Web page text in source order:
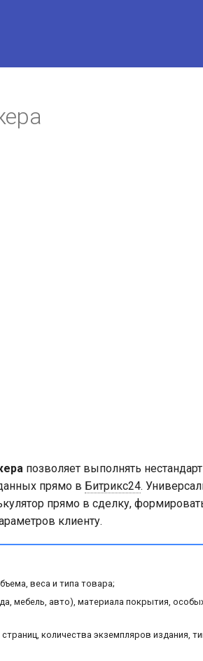
позволяет выполнять
прямо в Битрикс24.
прямо в сделку,
клиенту.
веса и типа товара;
мебель, авто), материала покрытия,
количества экземпляров издания,